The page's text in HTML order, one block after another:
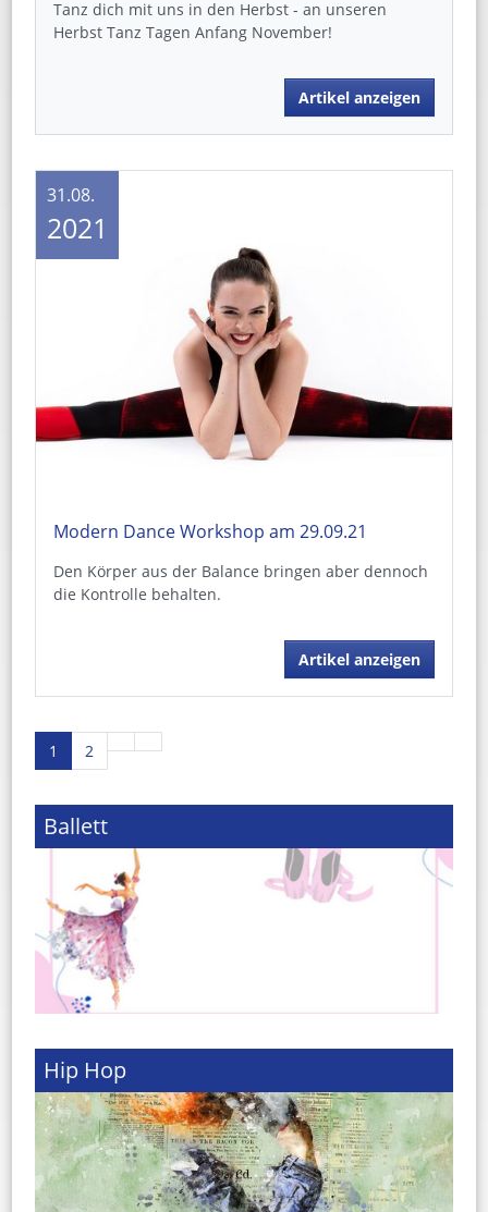
Tanz dich mit uns in den Herbst - an unseren
Herbst Tanz Tagen Anfang November!
Artikel anzeigen
Modern Dance Workshop am 29.09.21
Den Körper aus der Balance bringen aber dennoch
die Kontrolle behalten.
Artikel anzeigen
31.08.
2021
1 2
Ballett
Hip Hop